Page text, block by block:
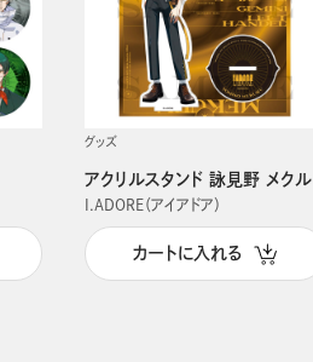
グッズ
アクリルスタンド 詠見野 メクル
I.ADORE（アイアドア）
カートに入れる